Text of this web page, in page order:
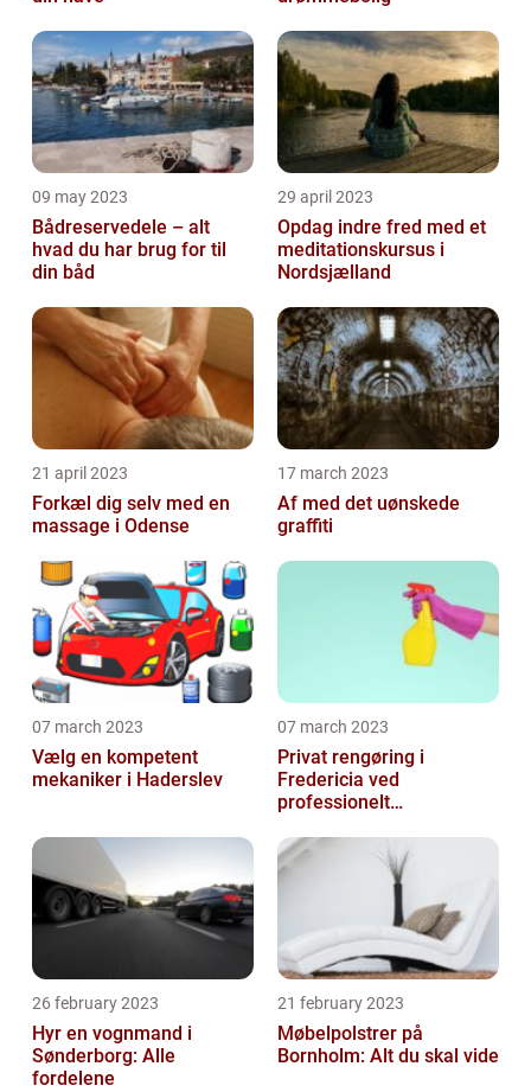
09 may 2023
Bådreservedele – alt
hvad du har brug for til
din båd
29 april 2023
Opdag indre fred med et
meditationskursus i
Nordsjælland
21 april 2023
Forkæl dig selv med en
massage i Odense
17 march 2023
Af med det uønskede
graffiti
07 march 2023
Vælg en kompetent
mekaniker i Haderslev
07 march 2023
Privat rengøring i
Fredericia ved
professionelt
26 february 2023
Hyr en vognmand i
Sønderborg: Alle
fordelene
21 february 2023
Møbelpolstrer på
Bornholm: Alt du skal vide